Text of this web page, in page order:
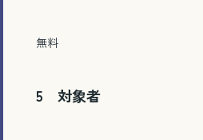
無料
5 対象者